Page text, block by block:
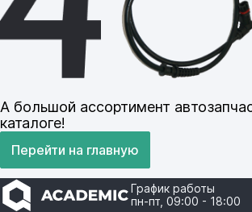
А большой ассортимент
каталоге!
Перейти на главную
График работы
пн-пт, 09:00 - 18:00